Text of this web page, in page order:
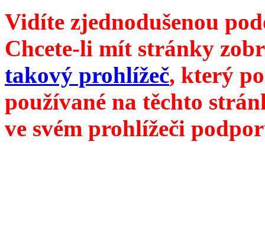
Vidíte zjednodušenou
Chcete-li mít stránky
takový prohlížeč, který
používané na těchto
ve svém prohlížeči